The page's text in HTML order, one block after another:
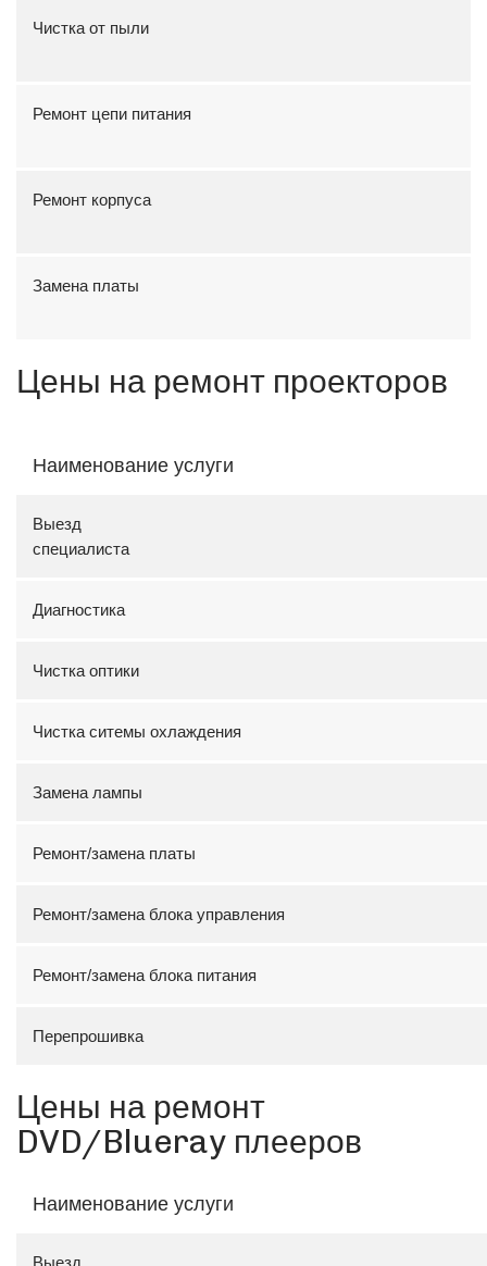
Чистка от пыли
Ремонт цепи питания
Ремонт корпуса
Замена платы
Цены на ремонт проекторов
Наименование услуги
Выезд
Диагностика
Чистка оптики
Чистка ситемы охлаждения
Замена лампы
Ремонт/замена платы
Ремонт/замена блока управления
Ремонт/замена блока питания
Перепрошивка
Цены на ремонт
DVD/Blueray плееров
Наименование услуги
Выезд